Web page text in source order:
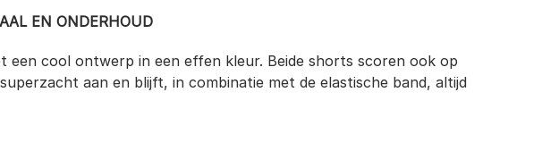
cool ontwerp in een effen kleur. Beide shorts scoren ook op
aan en blijft, in combinatie met de elastische band, altijd
EN ONDERHOUD